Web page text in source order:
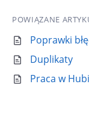
o
a
:
POWIĄZANE
Poprawki
Duplikaty
Praca w